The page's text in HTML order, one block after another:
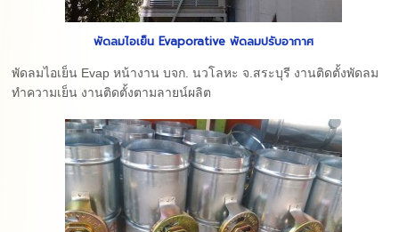
พัดลมไอเย็น Evaporative พัดลมปรับอากาศ
พัดลมไอเย็น Evap หน้างาน บจก. นวโลหะ จ.สระบุรี งานติดตั้งพัดลม
ทำความเย็น งานติดตั้งตามลายน์ผลิต